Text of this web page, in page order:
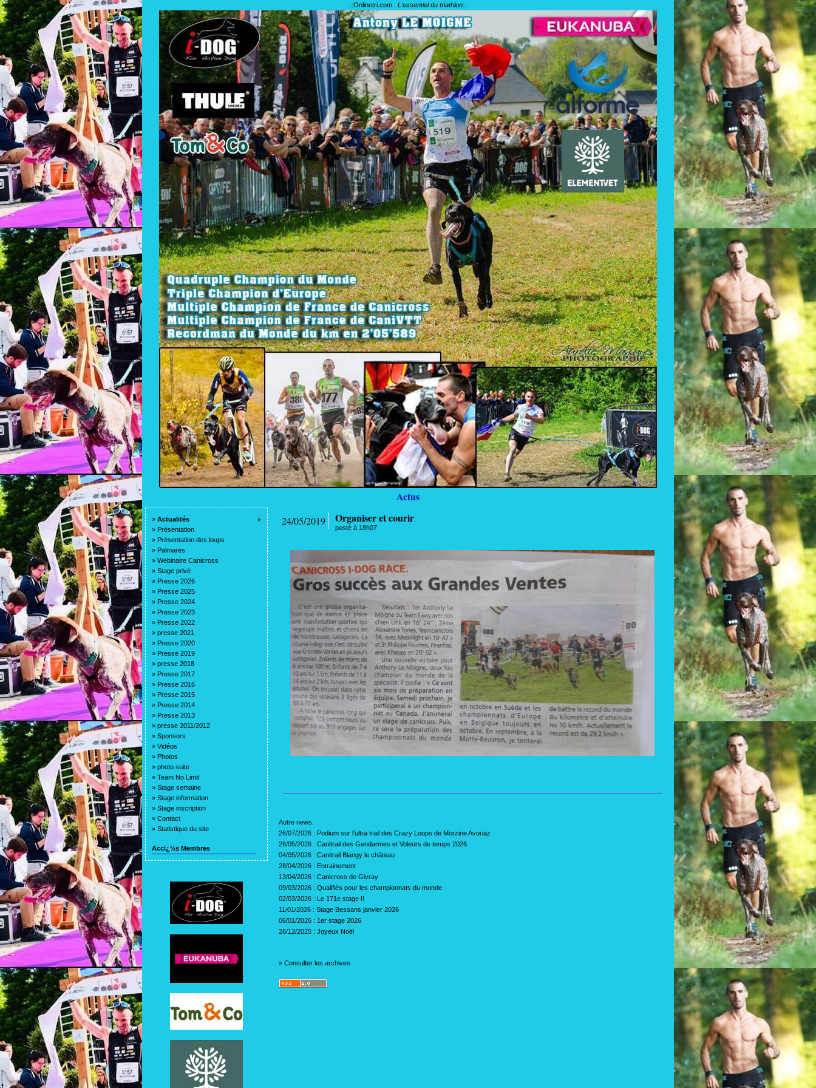
.:Onlinetri.com : L'essentiel du triathlon:.
Actus
» Actualités
» Présentation
» Présentation des loups
» Palmares
» Webinaire Canicross
» Stage privé
» Presse 2026
» Presse 2025
» Presse 2024
» Presse 2023
» Presse 2022
» presse 2021
» Presse 2020
» Presse 2019
» presse 2018
» Presse 2017
» Presse 2016
» Presse 2015
» Presse 2014
» Presse 2013
» presse 2011/2012
» Sponsors
» Vidéos
» Photos
» photo suite
» Team No Limit
» Stage semaine
» Stage information
» Stage inscription
» Contact
» Statistique du site
Accï¿½s Membres
24/05/2019 Organiser et courir
posté à 18h07
Autre news:
26/07/2026 : Podium sur l’ultra trail des Crazy Loops de Morzine Avoriaz
26/05/2026 : Canitrail des Gendarmes et Voleurs de temps 2026
04/05/2026 : Canitrail Blangy le château
28/04/2026 : Entrainement
13/04/2026 : Canicross de Givray
09/03/2026 : Qualifiés pour les championnats du monde
02/03/2026 : Le 171e stage !!
11/01/2026 : Stage Bessans janvier 2026
06/01/2026 : 1er stage 2026
26/12/2025 : Joyeux Noël
» Consulter les archives